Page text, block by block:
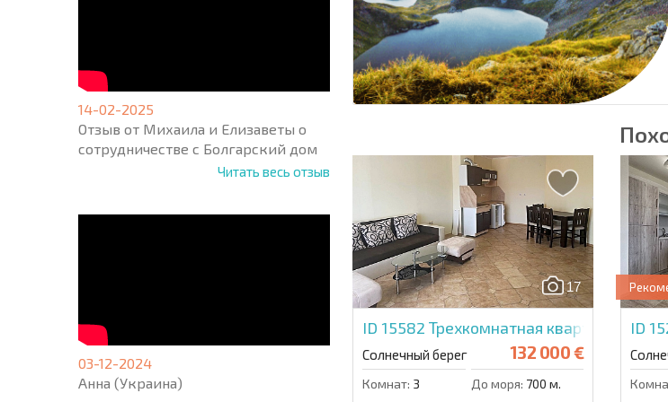
14-02-2025
Отзыв от Михаила и Елизаветы о
сотрудничестве с Болгарский дом
Читать весь отзыв
03-12-2024
Анна (Украина)
17
ID 15582 Трехкомнатная квартира в
Солнечный берег 132 000 €
Комнат: 3 До моря: 700 м.
ID